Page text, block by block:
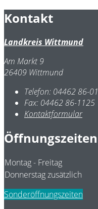
Kontakt
Landkreis Wittmund
Am Markt 9
26409 Wittmund
Telefon: 04462 86-01
Fax: 04462 86-1125
Kontaktformular
Öffnungszeiten
Montag - Freitag
Donnerstag zusätzlich
Sonderöffnungszeiten